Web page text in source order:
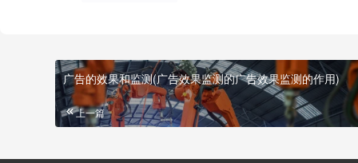
广告的效果和监测(广告效果监测的广告效果监测的作用)
上一篇